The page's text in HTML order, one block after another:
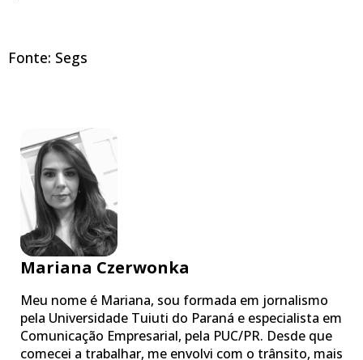
Fonte: Segs
Mariana Czerwonka
Meu nome é Mariana, sou formada em jornalismo
pela Universidade Tuiuti do Paraná e especialista em
Comunicação Empresarial, pela PUC/PR. Desde que
comecei a trabalhar, me envolvi com o trânsito, mais